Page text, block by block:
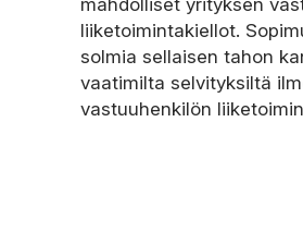
mahdolliset yrityksen
liiketoimintakiellot.
solmia sellaisen tahon
vaatimilta selvityksiltä
vastuuhenkilön